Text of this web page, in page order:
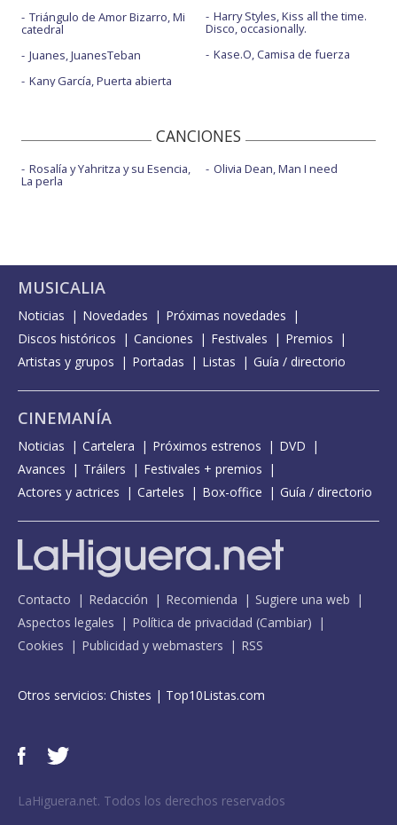
Triángulo de Amor Bizarro, Mi
catedral
Juanes, JuanesTeban
Kany García, Puerta abierta
Harry Styles, Kiss all the time.
Disco, occasionally.
Kase.O, Camisa de fuerza
CANCIONES
Rosalía y Yahritza y su Esencia,
La perla
Olivia Dean, Man I need
MUSICALIA
Noticias Novedades
Próximas novedades
Discos históricos
Canciones Festivales
Premios
Artistas y grupos
Portadas Listas Guía / directorio
CINEMANÍA
Noticias Cartelera Próximos estrenos
DVD
Avances
Tráilers
Festivales + premios
Actores y actrices
Carteles Box-office Guía / directorio
Contacto Redacción Recomienda
Sugiere una web
Aspectos legales
Política de privacidad (Cambiar)
Cookies
Publicidad y webmasters RSS
Otros servicios: Chistes | Top10Listas.com
LaHiguera.net. Todos los derechos reservados